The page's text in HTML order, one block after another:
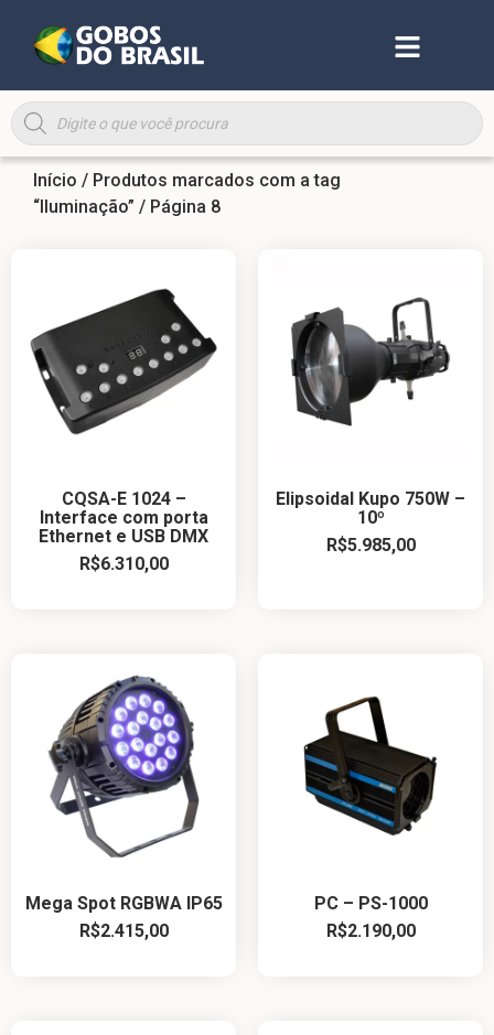
Início / Produtos marcados com a tag
“Iluminação” / Página 8
CQSA-E 1024 –
Interface com porta
Ethernet e USB DMX
R$6.310,00
Elipsoidal Kupo 750W –
10º
R$5.985,00
Mega Spot RGBWA IP65
R$2.415,00
PC – PS-1000
R$2.190,00